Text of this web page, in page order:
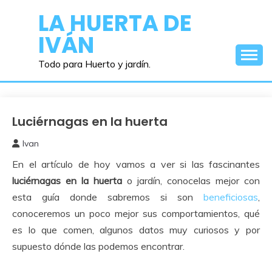
contenidoLA HUERTA DE
IVÁN
Todo para Huerto y jardín.
Beneficiosos
Luciérnagas en la huerta
enero,
2024
Ivan
En el artículo de hoy vamos a ver si las fascinantes
luciérnagas en la huerta o jardín, conocelas mejor con
esta guía donde sabremos si son beneficiosas,
conoceremos un poco mejor sus comportamientos, qué
es lo que comen, algunos datos muy curiosos y por
supuesto dónde las podemos encontrar.